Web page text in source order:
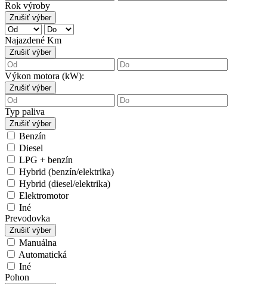
Rok výroby
Zrušiť výber
Najazdené Km
Zrušiť výber
Výkon motora (kW):
Zrušiť výber
Typ paliva
Zrušiť výber
Benzín
Diesel
LPG + benzín
Hybrid (benzín/elektrika)
Hybrid (diesel/elektrika)
Elektromotor
Iné
Prevodovka
Zrušiť výber
Manuálna
Automatická
Iné
Pohon